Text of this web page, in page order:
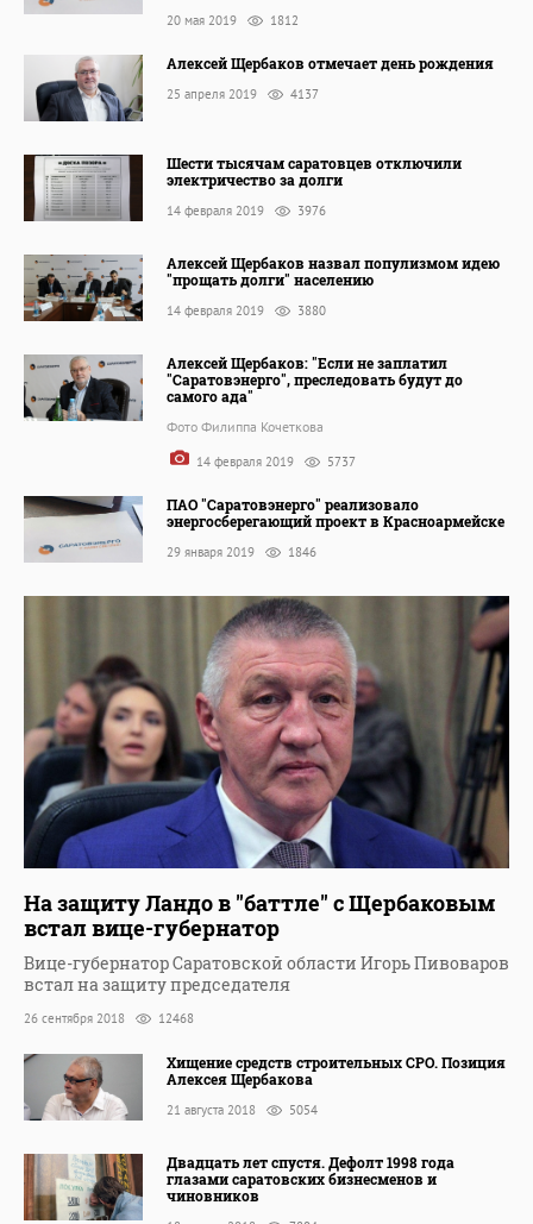
20 мая 2019 1812
Алексей Щербаков отмечает день рождения
25 апреля 2019 4137
Шести тысячам саратовцев отключили
электричество за долги
14 февраля 2019 3976
Алексей Щербаков назвал популизмом идею
"прощать долги" населению
14 февраля 2019 3880
Алексей Щербаков: "Если не заплатил
"Саратовэнерго", преследовать будут до
самого ада"
Фото Филиппа Кочеткова
14 февраля 2019 5737
ПАО "Саратовэнерго" реализовало
энергосберегающий проект в Красноармейске
29 января 2019 1846
На защиту Ландо в "баттле" с Щербаковым
встал вице-губернатор
Вице-губернатор Саратовской области Игорь Пивоваров
встал на защиту председателя
26 сентября 2018 12468
Хищение средств строительных СРО. Позиция
Алексея Щербакова
21 августа 2018 5054
Двадцать лет спустя. Дефолт 1998 года
глазами саратовских бизнесменов и
чиновников